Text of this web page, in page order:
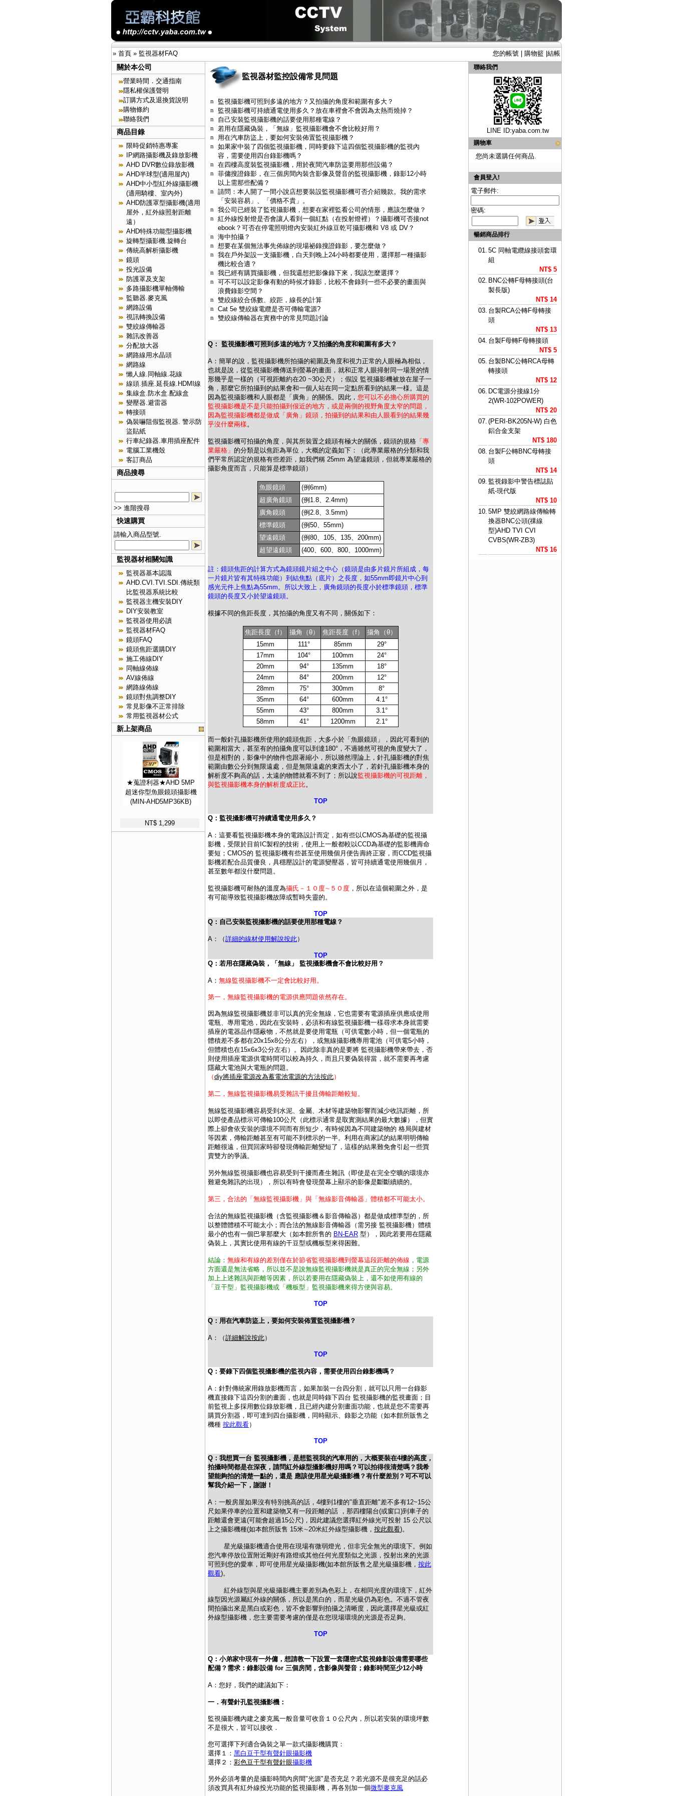
» 首頁 » 監視器材FAQ 您的帳號 購物籃 結帳
關於本公司
營業時間．交通指南
隱私權保護聲明
訂購方式及退換貨說明
購物條約
聯絡我們
商品目錄
限時促銷特惠專案
IP網路攝影機及錄放影機
AHD DVR數位錄放影機
AHD半球型(適用屋內)
AHD中小型紅外線攝影機
(適用騎樓、室內外)
AHD防護罩型攝影機(適用
屋外，紅外線照射距離
遠）
AHD特殊功能型攝影機
旋轉型攝影機.旋轉台
傳統高解析攝影機
鏡頭
投光設備
防護罩及支架
多路攝影機單軸傳輸
監聽器.麥克風
網路設備
視訊轉換設備
雙絞線傳輸器
雜訊改善器
分配放大器
網路線用水晶頭
網路線
懶人線.同軸線.花線
線頭.插座.延長線.HDMI線
集線盒.防水盒.配線盒
變壓器.避雷器
轉接頭
偽裝嚇阻假監視器. 警示防
盜貼紙
行車紀錄器.車用插座配件
電腦工業機殼
客訂商品
商品搜尋
>> 進階搜尋
快速購買
請輸入商品型號.
監視器材相關知識
監視器基本認識
AHD.CVI.TVI.SDI.傳統類
比監視器系統比較
監視器主機安裝DIY
DIY安裝教室
監視器使用必讀
監視器材FAQ
鏡頭FAQ
鏡頭焦距選購DIY
施工佈線DIY
同軸線佈線
AV線佈線
網路線佈線
鏡頭對焦調整DIY
常見影像不正常排除
常用監視器材公式
新上架商品
★蒐證利器★AHD 5MP
超迷你型魚眼鏡頭攝影機
(MIN-AHD5MP36KB)
NT$ 1,299
監視器材監控設備常見問題
n
監視攝影機可照到多遠的地方？又拍攝的角度和範圍有多大？
n
監視攝影機可持續通電使用多久？放在車裡會不會因為太熱而燒掉？
n
自己安裝監視攝影機的話要使用那種電線？
n 若用在隱藏偽裝，「無線」監視攝影機會不會比較好用？
n
用在汽車防盜上，要如何安裝佈置監視攝影機？
n 如果家中裝了四個監視攝影機，同時要錄下這四個監視攝影機的監視內
容，需要使用四台錄影機嗎？
n 在四樓高度裝監視攝影機，用於夜間汽車防盜要用那些設備？
n 菲傭搜證錄影，在三個房間內裝含影像及聲音的監視攝影機，錄影12小時
以上需那些配備？
n 請問：本人開了一間小說店想要裝設監視攝影機可否介紹幾款。我的需求
「安裝容易」、「價格不貴」。
n 我公司已經裝了監視攝影機，想要在家裡監看公司的情形，應該怎麼做？
n 紅外線投射燈是否會讓人看到一個紅點（在投射燈裡）？攝影機可否接not
ebook？可否在停電照明燈內安裝紅外線豆乾可攝影機和 V8 或 DV？
n 海中拍攝？
n 想要在某個無法事先佈線的現場祕錄搜證錄影，要怎麼做？
n 我在戶外架設一支攝影機，白天到晚上24小時都要使用，選擇那一種攝影
機比較合適？
n 我已經有購買攝影機，但我還想把影像錄下來，我該怎麼選擇？
n 可不可以設定影像有動的時候才錄影，比較不會錄到一些不必要的畫面與
浪費錄影空間？
n 雙絞線絞合係數、絞距，線長的計算
n Cat 5e 雙絞線電纜是否可傳輸電源?
n 雙絞線傳輸器在實務中的常見問題討論
Q： 監視攝影機可照到多遠的地方？又拍攝的角度和範圍有多大？
A：簡單的說，監視攝影機所拍攝的範圍及角度和視力正常的人眼極為相似，
也就是說，從監視攝影機傳送到螢幕的畫面，就和正常人眼掃射同一場景的情
形幾乎是一樣的（可視距離約在20 ~30公尺）；假設 監視攝影機被放在屋子一
角，那麼它所拍攝到的結果會和一個人站在同一定點所看到的結果一様。這是
因為監視攝影機和人眼都是「廣角」的關係。因此， 您可以不必擔心所購買的
監視攝影機是不是只能拍攝到佷近的地方，或是兩側的視野角度太窄的問題，
因為監視攝影機都是做成「廣角」鏡頭，拍攝到的結果和由人眼看到的結果幾
乎沒什麼兩樣 。
監視攝影機可拍攝的角度，與其所裝置之鏡頭有極大的關係，鏡頭的規格 「專
業嚴格」 的分類是以焦距為單位，大概的定義如下：（此專業嚴格的分類和我
們平常所認定的規格有些差距，如我們稱 25mm 為望遠鏡頭，但就專業嚴格的
攝影角度而言，只能算是標準鏡頭）
魚眼鏡頭
(例6mm)
超廣角鏡頭
(例1.8、2.4mm)
廣角鏡頭
(例2.8、3.5mm)
標準鏡頭
(例50、55mm)
望遠鏡頭
(例80、105、135、200mm)
超望遠鏡頭
(400、600、800、1000mm)
註：鏡頭焦距的計算方式為鏡頭鏡片組之中心（鏡頭是由多片鏡片所組成，每
一片鏡片皆有其特殊功能）到結焦點（底片）之長度，如55mm即鏡片中心到
感光元件上焦點為55mm。所以大致上，廣角鏡頭的長度小於標準鏡頭，標準
鏡頭的長度又小於望遠鏡頭。
根據不同的焦距長度，其拍攝的角度又有不同，關係如下：
焦距長度（f） 攝角（θ） 焦距長度（f）
攝角（θ）
15mm
111° 85mm
29°
17mm
104° 100mm
24°
20mm
94° 135mm
18°
24mm
84° 200mm
12°
28mm
75° 300mm
8°
35mm
64° 600mm
4.1°
55mm
43° 800mm
3.1°
58mm
41° 1200mm 2.1°
而一般針孔攝影機所使用的鏡頭焦距，大多小於「魚眼鏡頭」，因此可看到的
範圍相當大，甚至有的拍攝角度可以到達180° ，不過雖然可視的角度變大了，
但是相對的，影像中的物件也跟著縮小，所以雖然理論上，針孔攝影機的對焦
範圍由數公分到無限遠處，但是無限遠處的東西太小了，若針孔攝影機本身的
解析度不夠高的話，太遠的物體就看不到了；所以說監視攝影機的可視距離，
與監視攝影機本身的解析度成正比。
TOP
Q： 監視攝影機可持續通電使用多久？
A：這要看監視攝影機本身的電路設計而定，如有些以CMOS為基礎的監視攝
影機，受限於目前IC製程的技術，使用上一般都較以CCD為基礎的監影機壽命
要短；CMOS的 監視攝影機有些甚至使用幾個月便告壽終正寢，而CCD監視攝
影機若配合品質優良，具穩壓設計的電源變壓器，皆可持續通電使用幾個月，
甚至數年都沒什麼問題。
監視攝影機可耐熱的溫度為攝氏－１０度∼５０度 ，所以在這個範圍之外，是
有可能導致監視攝影機故障或暫時失靈的。
TOP
Q：自己安裝監視攝影機的話要使用那種電線？
A：（詳細的線材使用解說按此）
TOP
Q：若用在隱藏偽裝，「無線」 監視攝影機會不會比較好用？
A： 無線監視攝影機不一定會比較好用。
第一，無線監視攝影機的電源供應問題依然存在。
因為無線監視攝影機並非可以真的完全無線，它也需要有電源插座供應或使用
電瓶、專用電池，因此在安裝時，必須和有線監視攝影機一樣尋求本身就需要
插座的電器品作隱蔽物，不然就是要使用電瓶（可供電數小時，但一個電瓶的
體積差不多都在20x15x8公分左右），或無線攝影機專用電池（可供電5小時，
但體積也在15x6x3公分左右）。因此除非真的是要將 監視攝影機帶來帶去，否
則使用插座電源供電時間可以較為持久，而且只要偽裝得當，就不需要再考慮
隱藏大電池與大電瓶的問題。
（diy將插座電源改為蓄電池電源的方法按此）
第二，無線監視攝影機易受雜訊干擾且傳輸距離較短。
無線監視攝影機容易受到水泥、金屬、木材等建築物影響而減少收訊距離，所
以即使產品標示可傳輸100公尺（此標示通常是取實測結果的最大數據），但實
際上卻會依安裝的環境不同而有所短少，有時候因為不同建築物的 格局與建材
等因素，傳輸距離甚至有可能不到標示的一半。利用在商家試的結果明明傳輸
距離很遠，但買回家時卻發現傳輸距離變短了，這樣的結果難免會引起一些買
賣雙方的爭議。
另外無線監視攝影機也容易受到干擾而產生雜訊（即使是在完全空曠的環境亦
難避免雜訊的出現），所以有時會發現螢幕上顯示的影像是斷斷續續的。
第三，合法的「無線監視攝影機」與「無線影音傳輸器」體積都不可能太小。
合法的無線監視攝影機（含監視攝影機＆影音傳輸器）都是做成標準型的，所
以整體體積不可能太小；而合法的無線影音傳輸器（需另接 監視攝影機）體積
最小的也有一個巴掌那麼大（如本館所售的 BN-EAR 型），因此若要用在隱藏
偽裝上，其實比使用有線的干豆型或機板型來得困難。
結論： 無線和有線的差別僅在於節省監視攝影機到螢幕這段距離的佈線 ，電源
方面還是無法省略，所以並不是說無線監視攝影機就是真正的完全無線；另外
加上上述雜訊與距離等因素，所以若要用在隱藏偽裝上，還不如使用有線的
「豆干型」監視攝影機或「機板型」監視攝影機來得方便與容易。
TOP
Q：用在汽車防盜上，要如何安裝佈置監視攝影機？
A：（詳細解說按此）
TOP
Q：要錄下四個監視攝影機的監視內容，需要使用四台錄影機嗎？
A： 針對傳統家用錄放影機而言，如果加裝一台四分割，就可以只用一台錄影
機直接錄下這四分割的畫面，也就是同時錄下四台 監視攝影機的監視畫面；目
前監視上多採用數位錄放影機，且已經內建分割畫面功能，也就是您不需要再
購買分割器，即可達到四台攝影機，同時顯示、錄影之功能（如本館所販售之
機種 按此觀看）
TOP
Q： 我想買一台 監視攝影機，是想監視我的汽車用的，大概要裝在4樓的高度，
拍攝時間都是在深夜，請問紅外線型攝影機好用嗎？可以拍得很清楚嗎？我希
望能夠拍的清楚一點的，還是 應該使用星光級攝影機？有什麼差別？可不可以
幫我介紹一下，謝謝！
A：一般房屋如果沒有特別挑高的話，4樓到1樓的"垂直距離"差不多有12~15公
尺如果停車的位置和建築物又有一段距離的話 ，那四樓陽台(或窗口)到車子的
距離還會更遠(可能會超過15公尺)，因此建議您選擇紅外線光可投射 15 公尺以
上之攝影機種(如本館所販售 15米∼20米紅外線型攝影機， 按此觀看)。
星光級攝影機適合使用在現場有微弱燈光，但非完全無光的環境下。例如
您汽車停放位置附近剛好有路燈或其他任何光度類似之光源，投射出來的光源
可照到您的愛車，即可使用星光級攝影機(如本館所販售之星光級攝影機， 按此
觀看)。
紅外線型與星光級攝影機主要差別為色彩上，在相同光度的環境下，紅外
線型因光源屬紅外線的關係，所以是黑白的，而星光級仍為彩色。不過不管夜
間拍攝出來是黑白或彩色，皆不會影響到拍攝之清晰度，因此選擇星光級或紅
外線型攝影機，您主要需要考慮的僅是在您現場環境的光源是否足夠。
TOP
Q： 小弟家中現有一外傭，想請教一下設置一套隱密式監視錄影設備需要哪些
配備？需求：錄影設備 for 三個房間，含影像與聲音；錄影時間至少12小時
A：您好，我們的建議如下：
一．有聲針孔監視攝影機：
監視攝影機內建之麥克風一般音量可收音１０公尺內，所以若安裝的環境坪數
不是很大，皆可以接收．
您可選擇下列適合偽裝之單一款式攝影機購買：
選擇１： 黑白豆干型有聲針眼攝影機
選擇２： 彩色豆干型有聲針眼攝影機
另外必須考量的是攝影時間內房間"光源"是否充足？若光源不是很充足的話必
須改買具有紅外線投光功能的監視攝影機，再各別加一個微型麥克風
聯絡我們
LINE ID:yaba.com.tw
購物車
您尚未選購任何商品.
會員登入!
電子郵件:
密碼:
暢銷商品排行
01. 5C 同軸電纜線接頭套環
組
NT$ 5
02. BNC公轉F母轉接頭(台
製長版)
NT$ 14
03. 台製RCA公轉F母轉接
頭
NT$ 13
04. 台製F母轉F母轉接頭
NT$ 5
05. 台製BNC公轉RCA母轉
轉接頭
NT$ 12
06. DC電源分接線1分
2(WR-102POWER)
NT$ 20
07. (PERI-BK205N-W) 白色
鋁合金支架
NT$ 180
08. 台製F公轉BNC母轉接
頭
NT$ 14
09. 監視錄影中警告標誌貼
紙-現代版
NT$ 10
10. 5MP 雙絞網路線傳輸轉
換器BNC公頭(祼線
型)AHD TVI CVI
CVBS(WR-ZB3)
NT$ 16